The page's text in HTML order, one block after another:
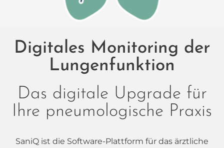
Digitales Monitoring der
Lungenfunktion
Das digitale Upgrade für
Ihre pneumologische Praxis
SaniQ ist die Software-Plattform für das ärztliche